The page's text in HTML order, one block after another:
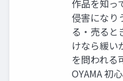
作品を知っ
侵害になり
る・売ると
けなら緩い
を問われる
OYAMA 初